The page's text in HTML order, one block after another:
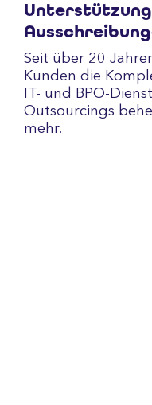
Seit über 20
Kunden die
IT- und BPO-
Outsourcings
mehr.